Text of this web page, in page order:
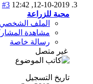
12-10-2019,
12:42 AM
#3
محبة للزراعة
الملف الشخصي
مشاهدة
رسالة خاصة
غير متصل
تاريخ التسجيل